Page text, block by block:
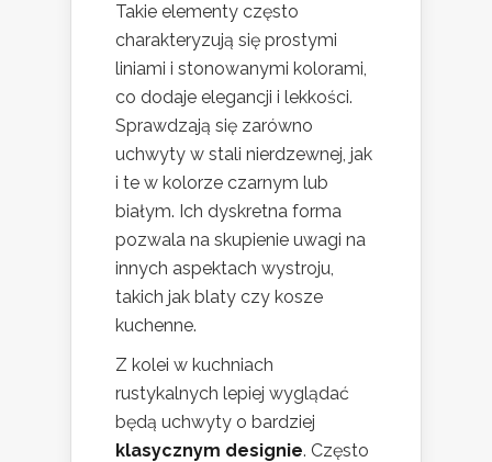
Takie elementy często
charakteryzują się prostymi
liniami i stonowanymi kolorami,
co dodaje elegancji i lekkości.
Sprawdzają się zarówno
uchwyty w stali nierdzewnej, jak
i te w kolorze czarnym lub
białym. Ich dyskretna forma
pozwala na skupienie uwagi na
innych aspektach wystroju,
takich jak blaty czy kosze
kuchenne.
Z kolei w kuchniach
rustykalnych lepiej wyglądać
będą uchwyty o bardziej
klasycznym designie. Często